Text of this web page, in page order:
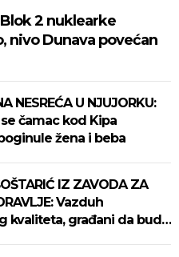
Blok 2 nuklearke
nivo Dunava povećan
NESREĆA U NJUJORKU:
čamac kod Kipa
žena i beba
IZ ZAVODA ZA
Vazduh
kvaliteta, građani da budu